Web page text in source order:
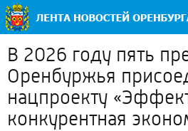
В 2026 году пять
Оренбуржья
нацпроекту
конкурентная